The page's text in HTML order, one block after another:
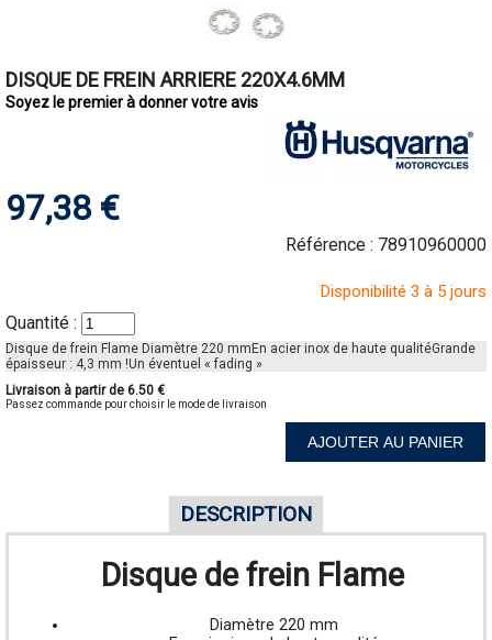
DISQUE DE FREIN ARRIERE 220X4.6MM
Soyez le premier à donner votre avis
97,38 €
Référence : 78910960000
Disponibilité 3 à 5 jours
Quantité :
Disque de frein Flame Diamètre 220 mmEn acier inox de haute qualitéGrande
épaisseur : 4,3 mm !Un éventuel « fading »
Livraison à partir de 6.50 €
Passez commande pour choisir le mode de livraison
AJOUTER AU PANIER
DESCRIPTION
Disque de frein Flame
Diamètre 220 mm